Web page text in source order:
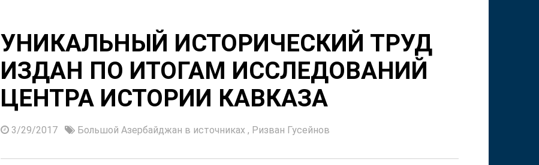
УНИКАЛЬНЫЙ ИСТОРИЧЕСКИЙ ТРУД
ИЗДАН ПО ИТОГАМ ИССЛЕДОВАНИЙ
ЦЕНТРА ИСТОРИИ КАВКАЗА
3/29/2017 Большой Азербайджан в источниках , Ризван Гусейнов